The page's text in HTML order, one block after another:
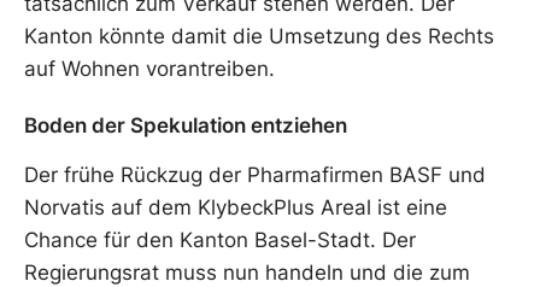
Kanton könnte damit die Umsetzung des Rechts
auf Wohnen vorantreiben.
Boden der Spekulation entziehen
Der frühe Rückzug der Pharmafirmen BASF und
Norvatis auf dem KlybeckPlus Areal ist eine
Chance für den Kanton Basel-Stadt. Der
Regierungsrat muss nun handeln und die zum